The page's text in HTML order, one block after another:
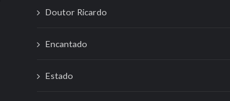
Doutor Ricardo
Encantado
Estado